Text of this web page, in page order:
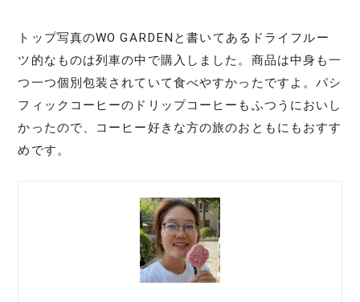
トップ写真のWO GARDENと書いてあるドライフルー
ツ的なものは列車の中で購入しました。商品は中身も一
つ一つ個別包装されていて食べやすかったですよ。パシ
フィックコーヒーのドリップコーヒーもふつうにおいし
かったので、コーヒー好きな方の旅のおともにもおすす
めです。